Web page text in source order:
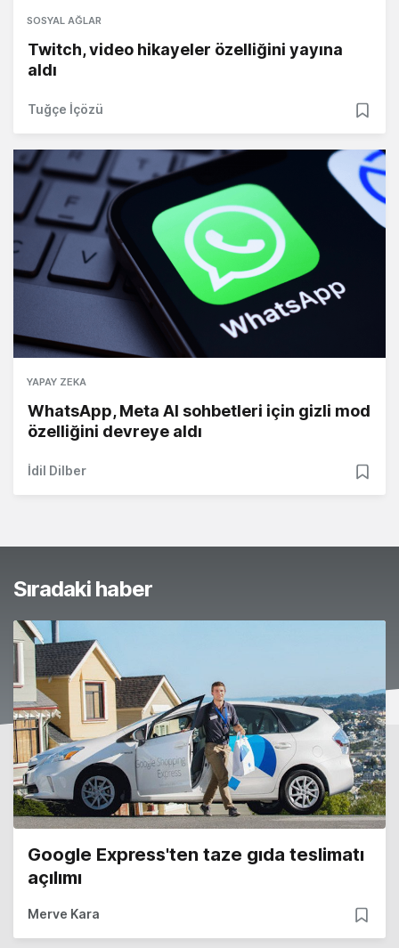
SOSYAL AĞLAR
Twitch, video hikayeler özelliğini yayına
aldı
Tuğçe İçözü
YAPAY ZEKA
WhatsApp, Meta AI sohbetleri için gizli mod
özelliğini devreye aldı
İdil Dilber
Sıradaki haber
Google Express'ten taze gıda teslimatı
açılımı
Merve Kara